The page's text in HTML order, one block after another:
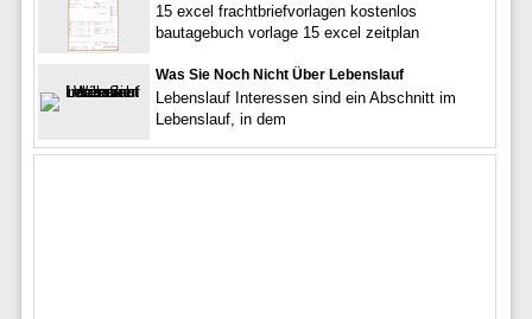
15 excel frachtbriefvorlagen kostenlos
bautagebuch vorlage 15 excel zeitplan
Was Sie Noch Nicht Über Lebenslauf
Lebenslauf Interessen sind ein Abschnitt im
Lebenslauf, in dem